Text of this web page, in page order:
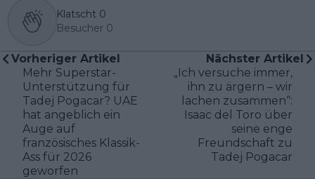
Klatscht 0
Besucher 0
Vorheriger Artikel
Mehr Superstar-
Unterstützung für
Tadej Pogacar? UAE
hat angeblich ein
Auge auf
französisches Klassik-
Ass für 2026
geworfen
Nächster Artikel
„Ich versuche immer,
ihn zu ärgern – wir
lachen zusammen“:
Isaac del Toro über
seine enge
Freundschaft zu
Tadej Pogacar